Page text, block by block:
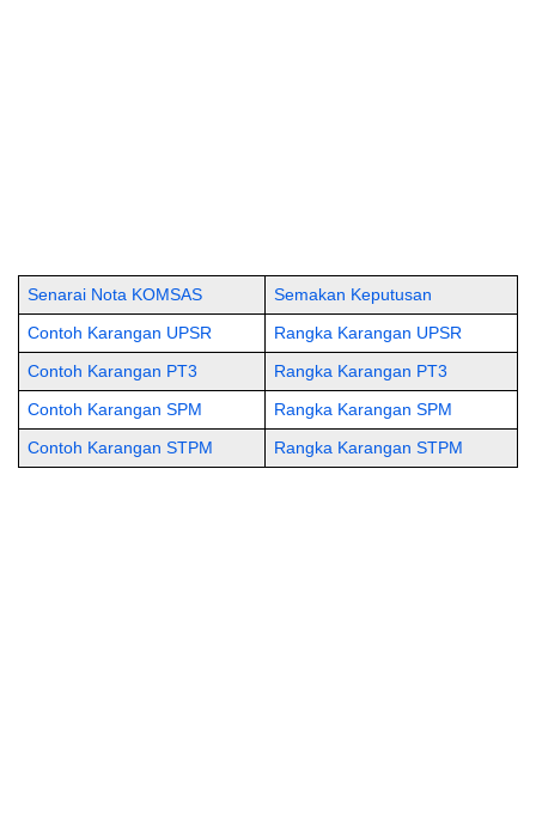
Senarai Nota KOMSAS Semakan Keputusan
Contoh Karangan UPSR Rangka Karangan UPSR
Contoh Karangan PT3 Rangka Karangan PT3
Contoh Karangan SPM Rangka Karangan SPM
Contoh Karangan STPM Rangka Karangan STPM